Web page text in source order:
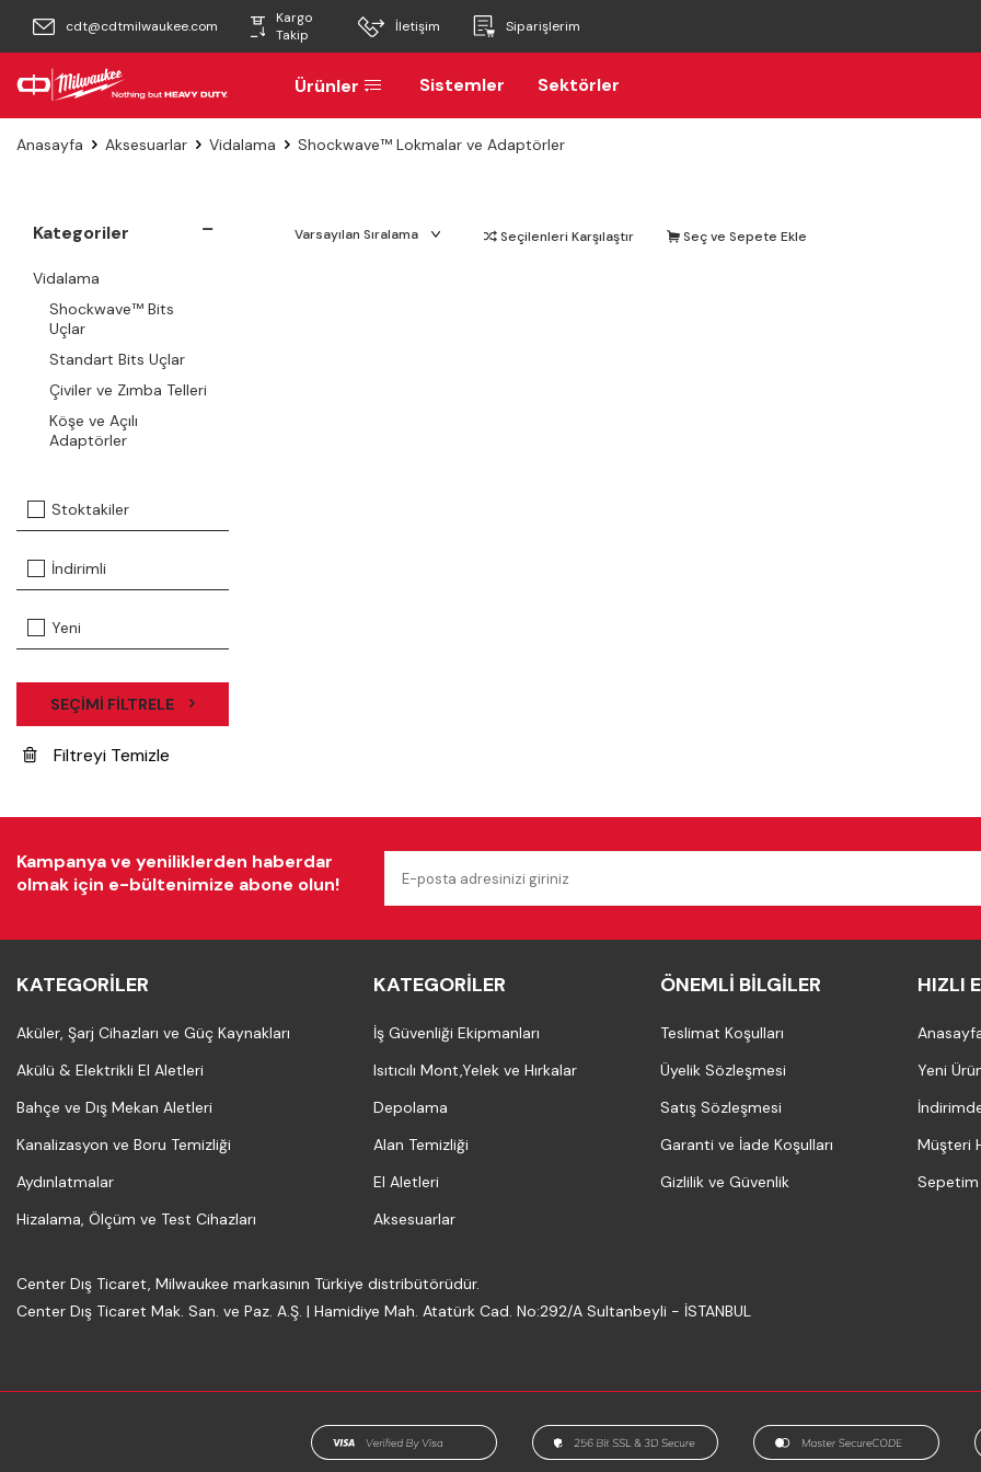
cdt@cdtmilwaukee.com
Kargo
Takip
İletişim Siparişlerim
Ürünler Sistemler Sektörler
Anasayfa Aksesuarlar Vidalama Shockwave™ Lokmalar ve Adaptörler
Kategoriler
Vidalama
Shockwave™ Bits
Uçlar
Standart Bits Uçlar
Çiviler ve Zımba Telleri
Köşe ve Açılı
Adaptörler
Stoktakiler
İndirimli
Yeni
SEÇIMI FILTRELE
Filtreyi Temizle
Seçilenleri Karşılaştır Seç ve Sepete Ekle
Kampanya ve yeniliklerden haberdar
olmak için e-bültenimize abone olun!
KATEGORILER
Aküler, Şarj Cihazları ve Güç Kaynakları
Akülü & Elektrikli El Aletleri
Bahçe ve Dış Mekan Aletleri
Kanalizasyon ve Boru Temizliği
Aydınlatmalar
Hizalama, Ölçüm ve Test Cihazları
KATEGORILER
İş Güvenliği Ekipmanları
Isıtıcılı Mont,Yelek ve Hırkalar
Depolama
Alan Temizliği
El Aletleri
Aksesuarlar
ÖNEMLI BILGILER
Teslimat Koşulları
Üyelik Sözleşmesi
Satış Sözleşmesi
Garanti ve İade Koşulları
Gizlilik ve Güvenlik
HIZLI
Yeni
Müşteri
Sepetim
Center Dış Ticaret, Milwaukee markasının Türkiye distribütörüdür.
Center Dış Ticaret Mak. San. ve Paz. A.Ş. | Hamidiye Mah. Atatürk Cad. No:292/A Sultanbeyli - İSTANBUL